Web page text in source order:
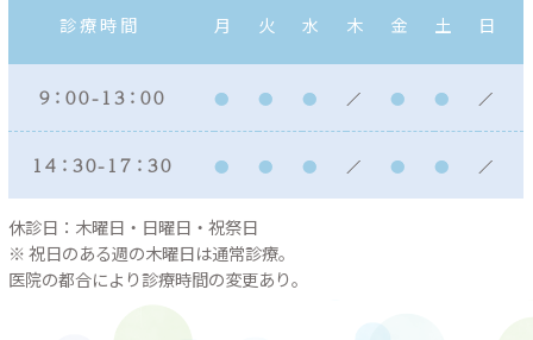
診療時間 月 火 水 木 金 土 日
９：００ - １３：００
１４：３０ - １７：３０
休診日：木曜日・日曜日・祝祭日
※ 祝日のある週の木曜日は通常診療。
医院の都合により診療時間の変更あり。